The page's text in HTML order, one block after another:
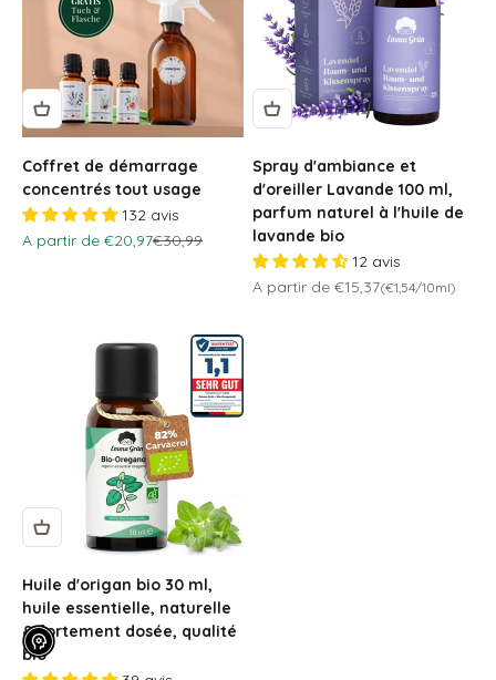
Coffret de démarrage
concentrés tout usage
132 avis
Prix de vente
A partir de €20,97Prix normal
€30,99
Spray d'ambiance et
d'oreiller Lavande 100 ml,
parfum naturel à l'huile de
lavande bio
12 avis
Prix de vente
A partir de €15,37(€1,54/10ml)
Huile d'origan bio 30 ml,
huile essentielle, naturelle
& fortement dosée, qualité
bio